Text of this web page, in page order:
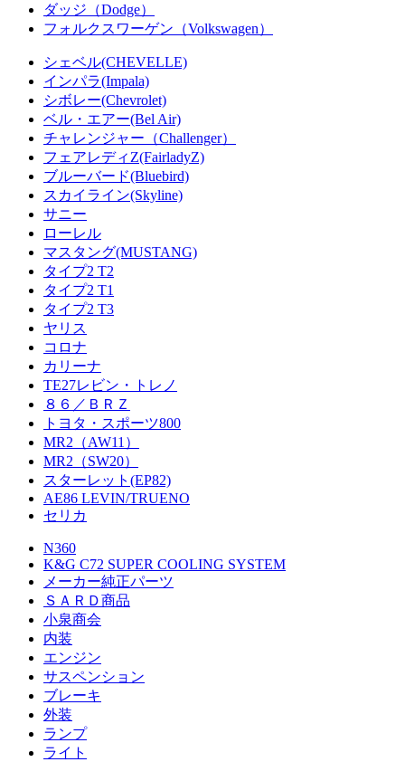
ダッジ（Dodge）
フォルクスワーゲン（Volkswagen）
シェベル(CHEVELLE)
インパラ(Impala)
シボレー(Chevrolet)
ベル・エアー(Bel Air)
チャレンジャー（Challenger）
フェアレディZ(FairladyZ)
ブルーバード(Bluebird)
スカイライン(Skyline)
サニー
ローレル
マスタング(MUSTANG)
タイプ2 T2
タイプ2 T1
タイプ2 T3
ヤリス
コロナ
カリーナ
TE27レビン・トレノ
８６／ＢＲＺ
トヨタ・スポーツ800
MR2（AW11）
MR2（SW20）
スターレット(EP82)
AE86 LEVIN/TRUENO
セリカ
N360
K&G C72 SUPER COOLING SYSTEM
メーカー純正パーツ
ＳＡＲＤ商品
小泉商会
内装
エンジン
サスペンション
ブレーキ
外装
ランプ
ライト